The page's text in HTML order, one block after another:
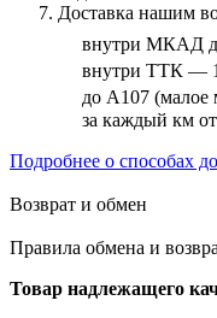
Доставка нашим
внутри МКАД
внутри ТТК —
до А107 (малое
за каждый км
Подробнее о способах
Возврат и обмен
Правила обмена и
Товар надлежащего